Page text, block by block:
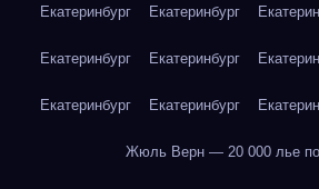
Екатеринбург Екатеринбург
Екатеринбург Екатеринбург
Екатеринбург Екатеринбург
Жюль Верн — 20 000 лье